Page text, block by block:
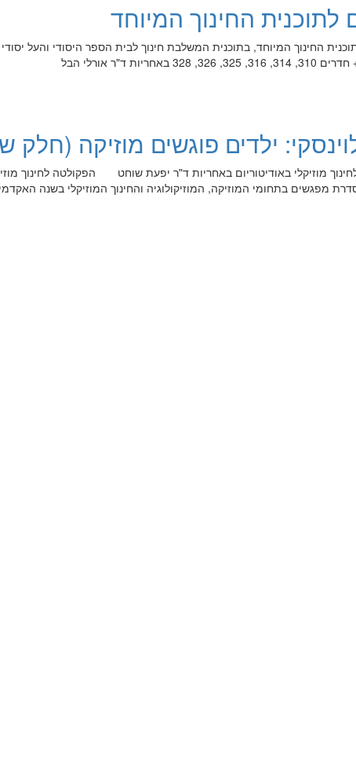
החינוך המיוחד
החינוך המיוחד, בתוכנית המשלבת חינוך לבית הספר היסודי והעל יסודי
ד"ר אורלי הבל
ילדים פוגשים מוזיקה (חלק
מוזיקלי באודיטוריום באחריות ד"ר יפעת שוחט הפקולטה לחינוך
מפגשים בתחומי המוזיקה, המוזיקולוגיה והחינוך המוזיקלי בשנה